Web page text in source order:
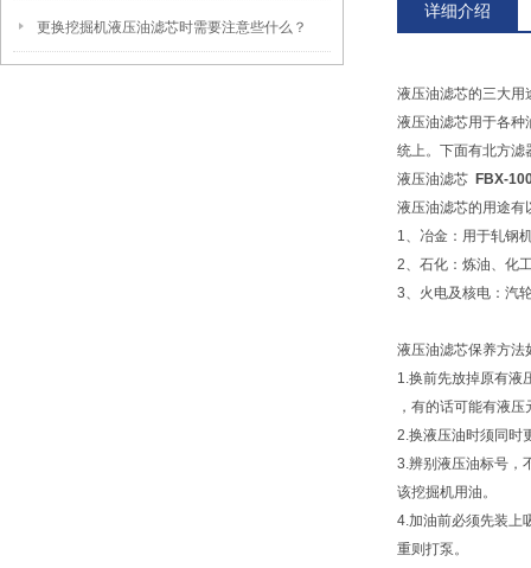
更换挖掘机液压油滤芯时需要注意些什么？
详细介绍
液压油滤芯的三大用
液压油滤芯用于各种
统上。下面有北方滤
液压油滤芯 FBX-
液压油滤芯的用途有
1、冶金：用于轧钢
2、石化：炼油、化
3、火电及核电：汽
液压油滤芯保养方法
1.换前先放掉原有液
，有的话可能有液
2.换液压油时须同时
3.辨别液压油标号，
该挖掘机用油。
4.加油前必须先装上
重则打泵。